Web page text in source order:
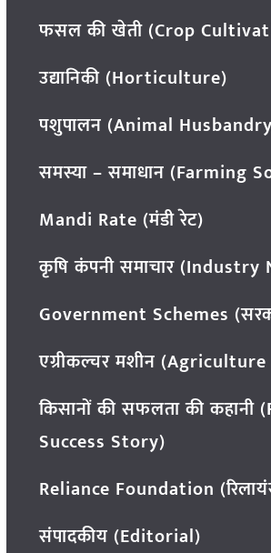
फसल की खेती (Crop
उद्यानिकी (Horticulture)
पशुपालन (Animal
समस्या – समाधान (Farming
Mandi Rate (मंडी रेट)
कृषि कंपनी समाचार (Industry
Government Schemes
एग्रीकल्चर मशीन
किसानों की सफलता की कहानी
Success Story)
Reliance Foundation
संपादकीय (Editorial)